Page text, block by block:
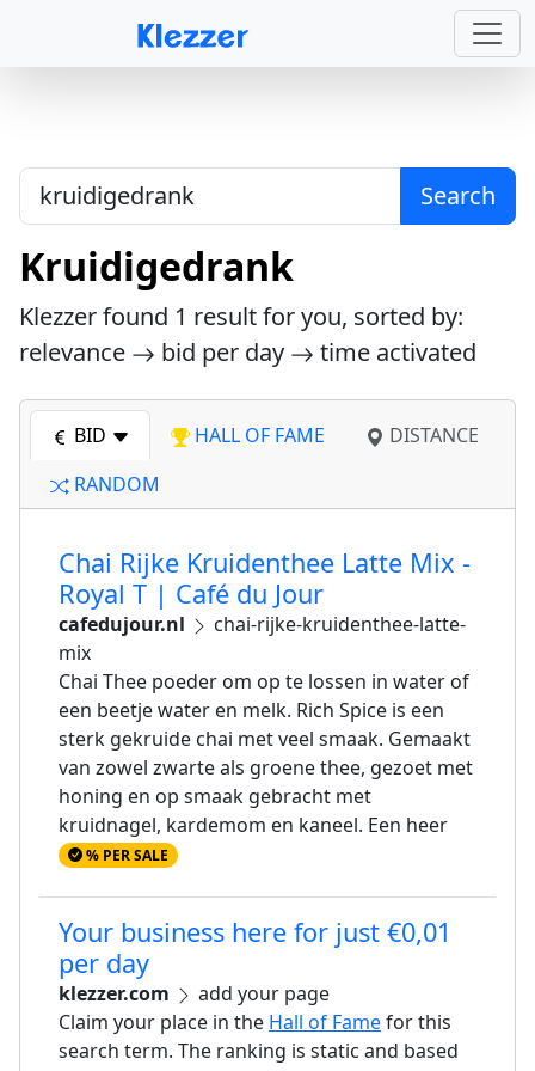
Search
Kruidigedrank
Klezzer found 1 result for you, sorted by:
relevance
bid per day time activated
BID HALL OF FAME
DISTANCE
RANDOM
Chai Rijke Kruidenthee Latte Mix -
Royal T | Café du Jour
cafedujour.nl
chai-rijke-kruidenthee-latte-
mix
Chai Thee poeder om op te lossen in water of
een beetje water en melk. Rich Spice is een
sterk gekruide chai met veel smaak. Gemaakt
van zowel zwarte als groene thee, gezoet met
honing en op smaak gebracht met
kruidnagel, kardemom en kaneel. Een heer
% PER SALE
Your business here for just €0,01
per day
klezzer.com
add your page
Claim your place in the Hall of Famefor this
search term. The ranking is static and based